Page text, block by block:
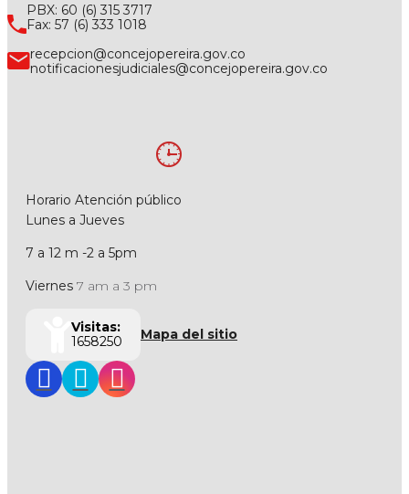
PBX: 60 (6) 315 3717
Fax: 57 (6) 333 1018
recepcion@concejopereira.gov.co
notificacionesjudiciales@concejopereira.gov.co
Horario Atención público
Lunes a Jueves
7 a 12 m -2 a 5pm
Viernes 7 am a 3 pm
Visitas:
1658250
Mapa del sitio